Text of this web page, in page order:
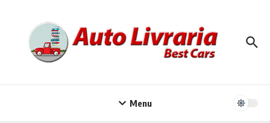
Menu